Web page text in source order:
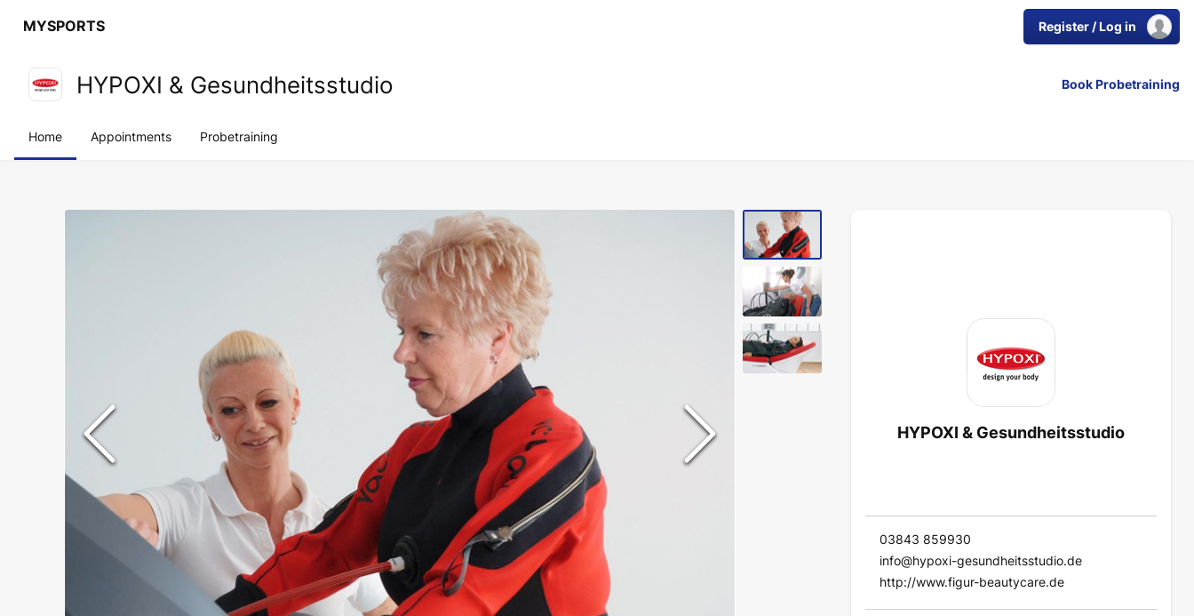
MYSPORTS Register / Log in
HYPOXI & Gesundheitsstudio
Home Appointments Probetraining
Book Probetraining
HYPOXI & Gesundheitsstudio
03843 859930
info@hypoxi-gesundheitsstudio.de
http://www.figur-beautycare.de